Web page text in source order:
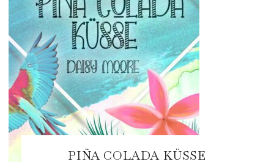
PIÑA COLADA KÜSSE